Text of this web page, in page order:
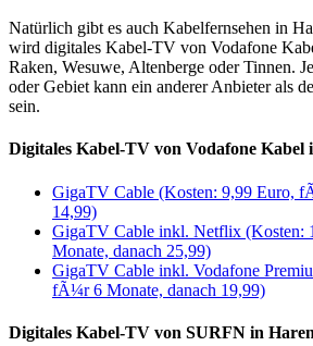
Natürlich gibt es auch Kabelfernsehen in
wird digitales Kabel-TV von Vodafone
Raken, Wesuwe, Altenberge oder Tinnen.
oder Gebiet kann ein anderer Anbieter als
sein.
Digitales Kabel-TV von Vodafone Kabel
GigaTV Cable (Kosten: 9,99 Euro,
14,99)
GigaTV Cable inkl. Netflix (Kosten:
Monate, danach 25,99)
GigaTV Cable inkl. Vodafone
fÃ¼r 6 Monate, danach 19,99)
Digitales Kabel-TV von SURFN in